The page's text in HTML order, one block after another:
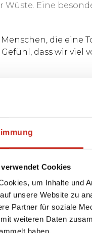
Cookies
um Inhalte und
unsere Website zu
Partner für soziale
weiteren Daten
haben.
Eine
die eine
dass wir
mit dem
meinen